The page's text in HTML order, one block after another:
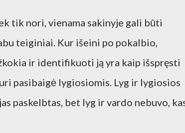
tik nori, vienama sakinyje gali būti
teiginiai. Kur išeini po pokalbio,
ir identifikuoti ją yra kaip išspręsti
pasibaigė lygiosiomis. Lyg ir lygiosios
paskelbtas, bet lyg ir vardo nebuvo,